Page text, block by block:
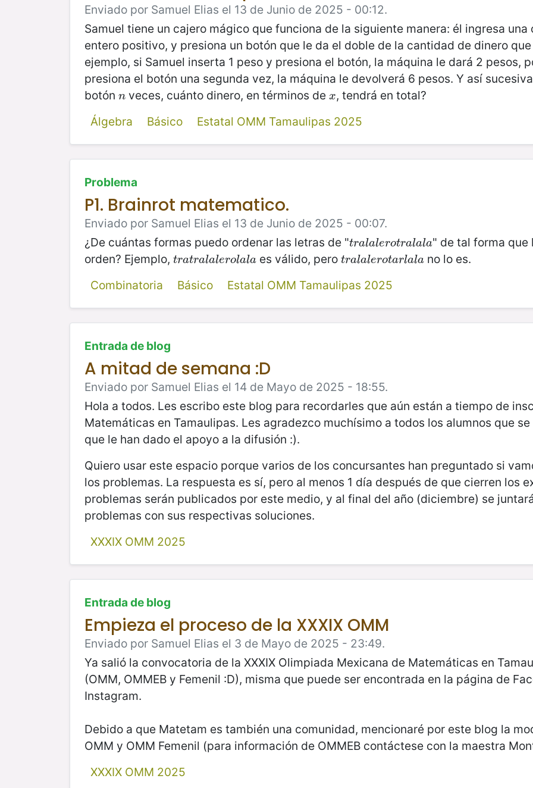
Enviado por Samuel Elias el 13 de Junio de 2025 - 00:12.
Samuel tiene un cajero mágico que funciona de la siguiente manera: él ingresa una
entero positivo, y presiona un botón que le da el doble de la cantidad de dinero
ejemplo, si Samuel inserta 1 peso y presiona el botón, la máquina le dará 2 pesos,
presiona el botón una segunda vez, la máquina le devolverá 6 pesos. Y así
botón n
n veces, cuánto dinero, en términos dex
x, tendrá en total?
Álgebra
Básico Estatal OMM Tamaulipas 2025
Problema
P1. Brainrot matematico.
Enviado por Samuel Elias el 13 de Junio de 2025 - 00:07.
¿De cuántas formas puedo ordenar las letras de "tralalerotralala
tralalerotralala " de tal forma que
orden? Ejemplo, tratralalerolala
tratralalerolala es válido, perotralalerotarlala
tralalerotarlala no lo es.
Combinatoria
Básico Estatal OMM Tamaulipas 2025
Entrada de blog
A mitad de semana :D
Enviado por Samuel Elias el 14 de Mayo de 2025 - 18:55.
Hola a todos. Les escribo este blog para recordarles que aún están a tiempo de
Matemáticas en Tamaulipas. Les agradezco muchísimo a todos los alumnos que
que le han dado el apoyo a la difusión :).
Quiero usar este espacio porque varios de los concursantes han preguntado si
los problemas. La respuesta es sí, pero al menos 1 día después de que cierren los
problemas serán publicados por este medio, y al final del año (diciembre) se
problemas con sus respectivas soluciones.
XXXIX OMM 2025
Entrada de blog
Empieza el proceso de la XXXIX OMM
Enviado por Samuel Elias el 3 de Mayo de 2025 - 23:49.
Ya salió la convocatoria de la XXXIX Olimpiada Mexicana de Matemáticas en
(OMM, OMMEB y Femenil :D), misma que puede ser encontrada en la página de
Instagram.
Debido a que Matetam es también una comunidad, mencionaré por este blog la
OMM y OMM Femenil (para información de OMMEB contáctese con la maestra
XXXIX OMM 2025